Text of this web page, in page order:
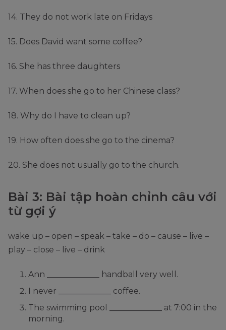
14. They do not work late on Fridays
15. Does David want some coffee?
16. She has three daughters
17. When does she go to her Chinese class?
18. Why do I have to clean up?
19. How often does she go to the cinema?
20. She does not usually go to the church.
Bài 3: Bài tập hoàn chỉnh câu với
từ gợi ý
wake up – open – speak – take – do – cause – live –
play – close – live – drink
Ann _____________ handball very well.
I never _____________ coffee.
The swimming pool _____________ at 7:00 in the
morning.